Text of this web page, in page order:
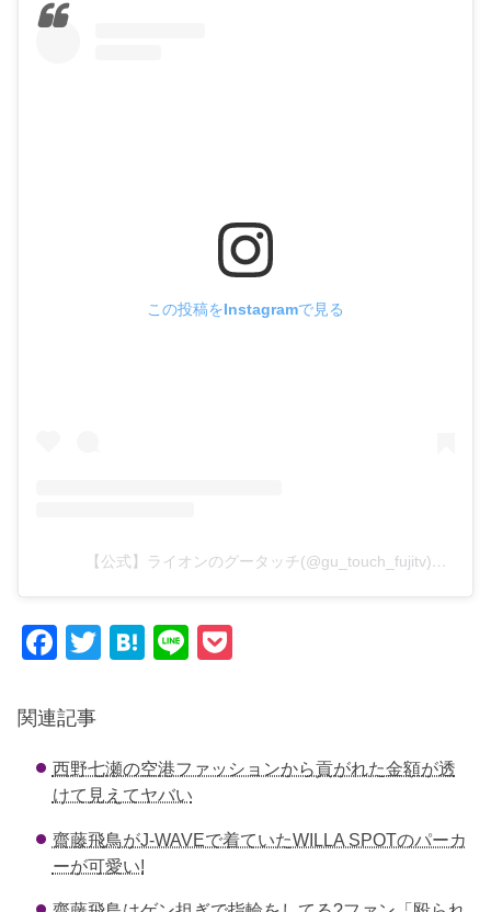
この投稿をInstagramで見る
F
c
b
o
o
k
T
H
a
Li
関連記事
西野七瀬の空港ファッションから貢がれた金額が透
けて見えてヤバい
齋藤飛鳥がJ-WAVEで着ていたWILLA SPOTのパーカ
ーが可愛い!